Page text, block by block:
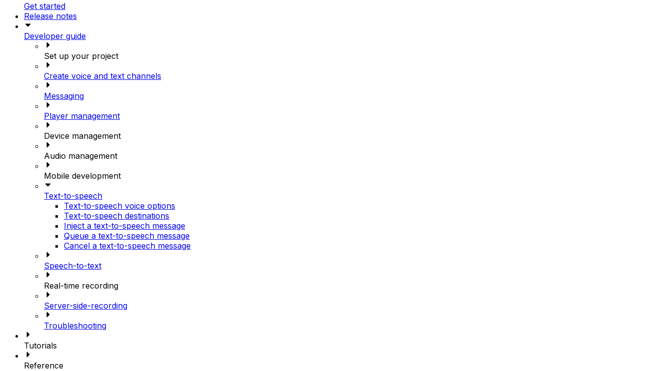
Get started
Release notes
Developer guide
Set up your project
Create voice and text channels
Messaging
Player management
Device management
Audio management
Mobile development
Text-to-speech
Text-to-speech voice options
Text-to-speech destinations
Inject a text-to-speech message
Queue a text-to-speech message
Cancel a text-to-speech message
Speech-to-text
Real-time recording
Server-side-recording
Troubleshooting
Tutorials
Reference